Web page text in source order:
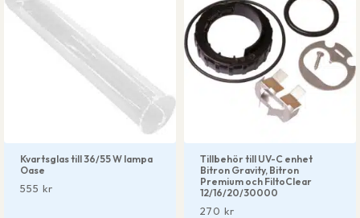
Kvartsglas till 36/55 W lampa
Oase
555 kr
Tillbehör till UV-C enhet
Bitron Gravity, Bitron
Premium och FiltoClear
12/16/20/30000
270 kr